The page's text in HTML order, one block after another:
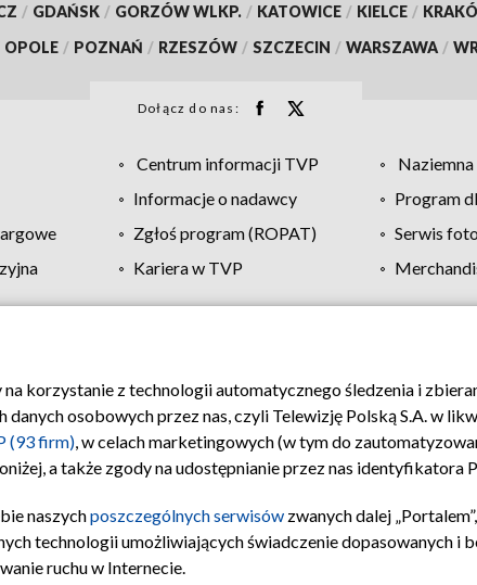
/ GDAŃSK / GORZÓW WLKP. / KATOWICE / KIELCE /
OPOLE / POZNAŃ / RZESZÓW / SZCZECIN / WARSZAWA /
Dołącz do nas:
Centrum informacji TVP
Informacje o nadawcy
Program
Zgłoś program (ROPAT)
Serwis
Kariera w TVP
prywatności Moje zgody Pomoc Biuro
korzystanie z technologii automatycznego śledzenia i
osobowych przez nas, czyli Telewizję Polską S.A. w
(93 firm), w celach marketingowych (w tym do
a także zgody na udostępnianie przez nas identyfikatora
naszychposzczególnych serwisów zwanych dalej
technologii umożliwiających świadczenie dopasowanych i
ruchu w Internecie.